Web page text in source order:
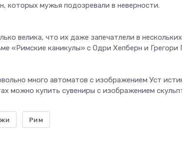
которых мужья подозревали в неверности.
велика, что их даже запечатлели в
«Римские каникулы» с Одри Хепберн и Грегори
много автоматов с изображением Уст
можно купить сувениры с изображением
Рим